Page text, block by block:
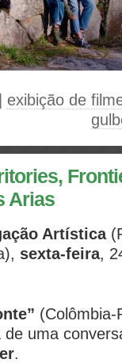
exibição de
Arias
Artística
sexta-feira,
(Colômbia-
de uma
.